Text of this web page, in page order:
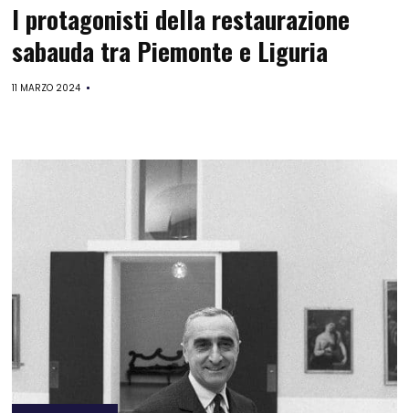
I protagonisti della restaurazione
sabauda tra Piemonte e Liguria
11 MARZO 2024